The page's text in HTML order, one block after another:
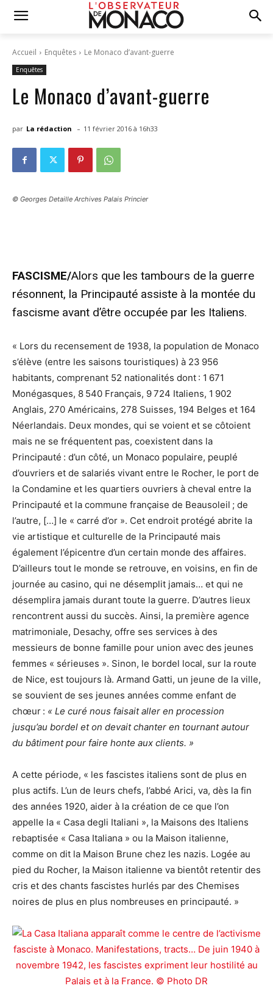
Accueil Enquêtes Le Monaco d’avant-guerre
Enquêtes
Le Monaco d’avant-guerre
par La rédaction - 11 février 2016 à 16h33
© Georges Detaille Archives Palais Princier
FASCISME/Alors que les tambours de la guerre
résonnent, la Principauté assiste à la montée du
fascisme avant d’être occupée par les Italiens.
« Lors du recensement de 1938, la population de Monaco
s’élève (entre les saisons touristiques) à 23 956
habitants, comprenant 52 nationalités dont : 1 671
Monégasques, 8 540 Français, 9 724 Italiens, 1 902
Anglais, 270 Américains, 278 Suisses, 194 Belges et 164
Néerlandais. Deux mondes, qui se voient et se côtoient
mais ne se fréquentent pas, coexistent dans la
Principauté : d’un côté, un Monaco populaire, peuplé
d’ouvriers et de salariés vivant entre le Rocher, le port de
la Condamine et les quartiers ouvriers à cheval entre la
Principauté et la commune française de Beausoleil ; de
l’autre, […] le « carré d’or ». Cet endroit protégé abrite la
vie artistique et culturelle de la Principauté mais
également l’épicentre d’un certain monde des affaires.
D’ailleurs tout le monde se retrouve, en voisins, en fin de
journée au casino, qui ne désemplit jamais… et qui ne
désemplira jamais durant toute la guerre. D’autres lieux
rencontrent aussi du succès. Ainsi, la première agence
matrimoniale, Desachy, offre ses services à des
messieurs de bonne famille pour union avec des jeunes
femmes « sérieuses ». Sinon, le bordel local, sur la route
de Nice, est toujours là. Armand Gatti, un jeune de la ville,
se souvient de ses jeunes années comme enfant de
chœur : « Le curé nous faisait aller en procession
jusqu’au bordel et on devait chanter en tournant autour
du bâtiment pour faire honte aux clients. »
A cette période, « les fascistes italiens sont de plus en
plus actifs. L’un de leurs chefs, l’abbé Arici, va, dès la fin
des années 1920, aider à la création de ce que l’on
appelle la « Casa degli Italiani », la Maisons des Italiens
rebaptisée « Casa Italiana » ou la Maison italienne,
comme on dit la Maison Brune chez les nazis. Logée au
pied du Rocher, la Maison italienne va bientôt retentir des
cris et des chants fascistes hurlés par des Chemises
noires de plus en plus nombreuses en principauté. »